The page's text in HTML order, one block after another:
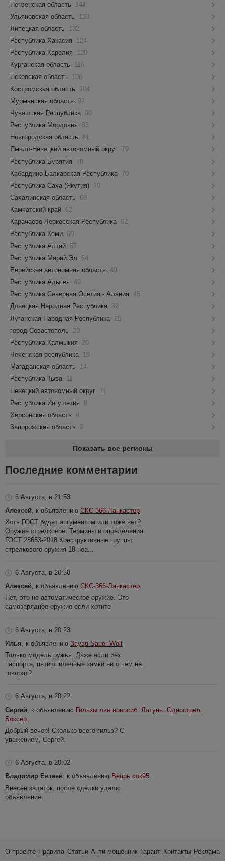
Пензенская область
144
Ульяновская область
133
Липецкая область
132
Республика Хакасия
124
Республика Карелия
120
Курганская область
116
Псковская область
106
Костромская область
104
Мурманская область
97
Чувашская Республика 90
Республика Мордовия
83
Новгородская область
81
Ямало-Ненецкий автономный округ 79
Республика Бурятия
78
Кабардино-Балкарская Республика 70
Республика Саха (Якутия) 70
Сахалинская область
68
Камчатский край 62
Карачаево-Черкесская Республика 62
Республика Коми 60
Республика Алтай 57
Республика Марий Эл
54
Еврейская автономная область 49
Республика Адыгея 49
Республика Северная Осетия - Алания 45
Донецкая Народная Республика 32
Луганская Народная Республика 25
город Севастополь
23
Республика Калмыкия
20
Чеченская республика 19
Магаданская область
14
Республика Тыва 11
Ненецкий автономный округ 11
Республика Ингушетия
8
Херсонская область 4
Запорожская область
2
Показать все регионы
Последние комментарии
6 Августа, в 21:53
Алексей , к объявлению СКС-366-Ланкастер
Хоть ГОСТ будет аргументом или тоже нет?
Оружие стрелковое. Термины и определения.
ГОСТ 28653-2018 Конструктивные группы
стрелкового оружия 18 неа...
6 Августа, в 20:58
Алексей , к объявлению СКС-366-Ланкастер
Нет, это не автоматическое оружие. Это
самозарядное оружие если хотите
6 Августа, в 20:23
Илья , к объявлению Зауэр Sauer Wolf
Только модель ружья. Даже если без
паспорта, пятишпилечные замки ни о чём не
говорят?
6 Августа, в 20:22
Сергей , к объявлению Гильзы лве новосиб. Латунь. Однострел.
Боксер.
Добрый вечер! Сколько всего гильз? С
уважением, Сергей.
6 Августа, в 20:02
Владимир Евтеев , к объявлению Вепрь сок95
Внесён задаток, после сделки удалю
объявление.
О проекте Правила Статьи Анти-мошенник Гарант Контакты Реклама